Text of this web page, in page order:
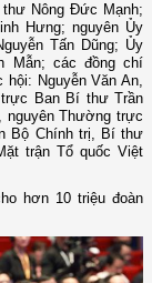
Nông Đức Mạnh;
Hưng; nguyên Ủy
Tấn Dũng; Ủy
Mẫn; các đồng chí
hội: Nguyễn Văn An,
trực Ban Bí thư Trần
nguyên Thường trực
Bộ Chính trị, Bí thư
trận Tổ quốc Việt
hơn 10 triệu đoàn